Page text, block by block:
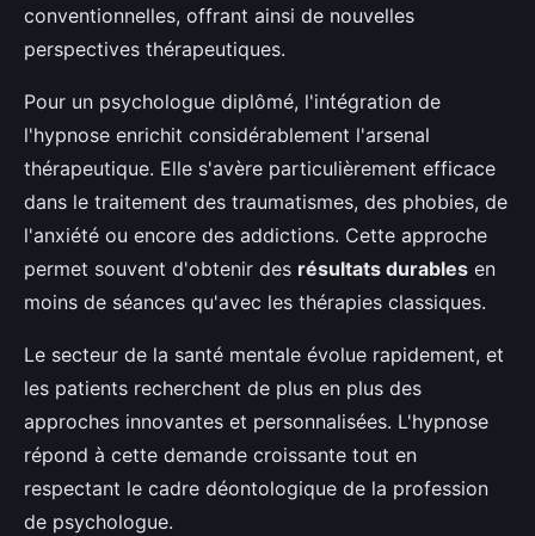
conventionnelles, offrant ainsi de nouvelles
perspectives thérapeutiques.
Pour un psychologue diplômé, l'intégration de
l'hypnose enrichit considérablement l'arsenal
thérapeutique. Elle s'avère particulièrement efficace
dans le traitement des traumatismes, des phobies, de
l'anxiété ou encore des addictions. Cette approche
permet souvent d'obtenir des résultats durables en
moins de séances qu'avec les thérapies classiques.
Le secteur de la santé mentale évolue rapidement, et
les patients recherchent de plus en plus des
approches innovantes et personnalisées. L'hypnose
répond à cette demande croissante tout en
respectant le cadre déontologique de la profession
de psychologue.